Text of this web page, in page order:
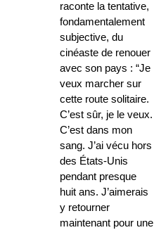
raconte la tentative,
fondamentalement
subjective, du
cinéaste de renouer
avec son pays : “Je
veux marcher sur
cette route solitaire.
C’est sûr, je le veux.
C’est dans mon
sang. J’ai vécu hors
des États-Unis
pendant presque
huit ans. J’aimerais
y retourner
maintenant pour une